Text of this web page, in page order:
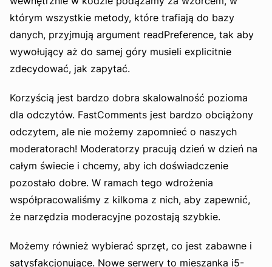
którym wszystkie metody, które trafiają do bazy
danych, przyjmują argument readPreference, tak aby
wywołujący aż do samej góry musieli explicitnie
zdecydować, jak zapytać.
Korzyścią jest bardzo dobra skalowalność pozioma
dla odczytów. FastComments jest bardzo obciążony
odczytem, ale nie możemy zapomnieć o naszych
moderatorach! Moderatorzy pracują dzień w dzień na
całym świecie i chcemy, aby ich doświadczenie
pozostało dobre. W ramach tego wdrożenia
współpracowaliśmy z kilkoma z nich, aby zapewnić,
że narzędzia moderacyjne pozostają szybkie.
Możemy również wybierać sprzęt, co jest zabawne i
satysfakcjonujące. Nowe serwery to mieszanka i5-